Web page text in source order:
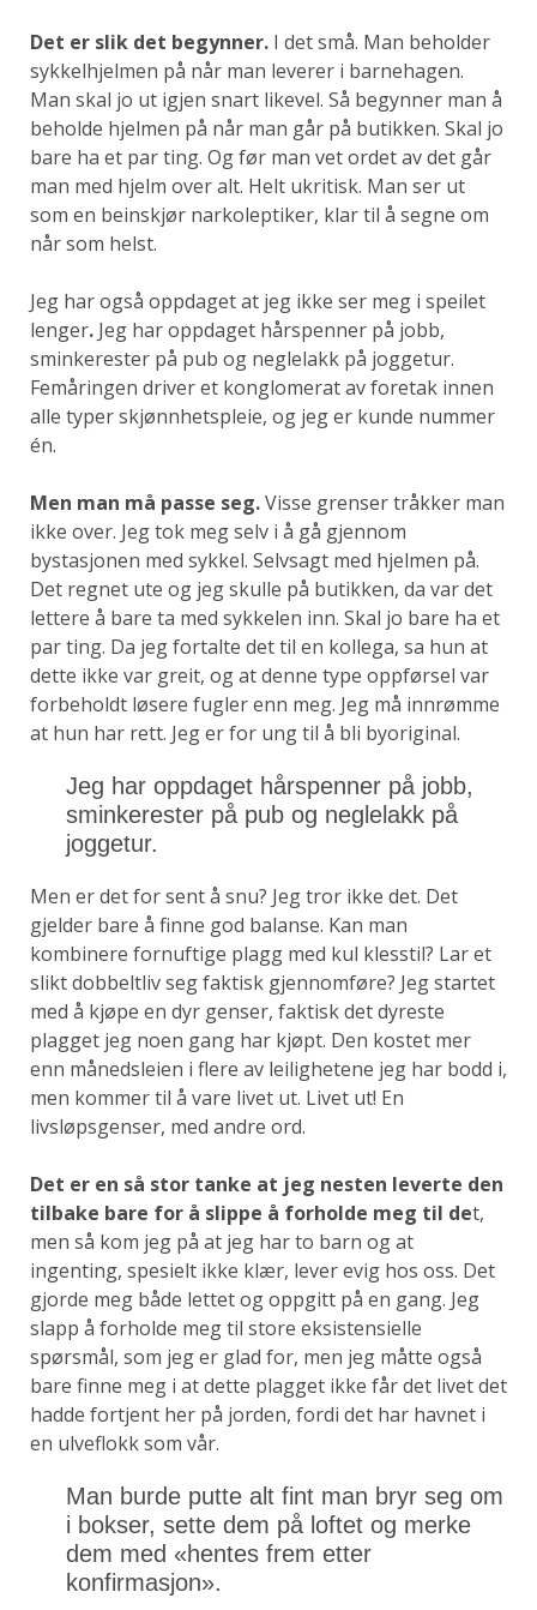
Det er slik det begynner. I det små. Man beholder
sykkelhjelmen på når man leverer i barnehagen.
Man skal jo ut igjen snart likevel. Så begynner man å
beholde hjelmen på når man går på butikken. Skal jo
bare ha et par ting. Og før man vet ordet av det går
man med hjelm over alt. Helt ukritisk. Man ser ut
som en beinskjør narkoleptiker, klar til å segne om
når som helst.
Jeg har også oppdaget at jeg ikke ser meg i speilet
lenger. Jeg har oppdaget hårspenner på jobb,
sminkerester på pub og neglelakk på joggetur.
Femåringen driver et konglomerat av foretak innen
alle typer skjønnhetspleie, og jeg er kunde nummer
én.
Men man må passe seg.Visse grenser tråkker man
ikke over. Jeg tok meg selv i å gå gjennom
bystasjonen med sykkel. Selvsagt med hjelmen på.
Det regnet ute og jeg skulle på butikken, da var det
lettere å bare ta med sykkelen inn. Skal jo bare ha et
par ting. Da jeg fortalte det til en kollega, sa hun at
dette ikke var greit, og at denne type oppførsel var
forbeholdt løsere fugler enn meg. Jeg må innrømme
at hun har rett. Jeg er for ung til å bli byoriginal.
Jeg har oppdaget hårspenner på jobb,
sminkerester på pub og neglelakk på
joggetur.
Men er det for sent å snu? Jeg tror ikke det. Det
gjelder bare å finne god balanse. Kan man
kombinere fornuftige plagg med kul klesstil? Lar et
slikt dobbeltliv seg faktisk gjennomføre? Jeg startet
med å kjøpe en dyr genser, faktisk det dyreste
plagget jeg noen gang har kjøpt. Den kostet mer
enn månedsleien i flere av leilighetene jeg har bodd i,
men kommer til å vare livet ut. Livet ut! En
livsløpsgenser, med andre ord.
Det er en så stor tanke at jeg nesten leverte den
tilbake bare for å slippe å forholde meg til det,
men så kom jeg på at jeg har to barn og at
ingenting, spesielt ikke klær, lever evig hos oss. Det
gjorde meg både lettet og oppgitt på en gang. Jeg
slapp å forholde meg til store eksistensielle
spørsmål, som jeg er glad for, men jeg måtte også
bare finne meg i at dette plagget ikke får det livet det
hadde fortjent her på jorden, fordi det har havnet i
en ulveflokk som vår.
Man burde putte alt fint man bryr seg om
i bokser, sette dem på loftet og merke
dem med «hentes frem etter
konfirmasjon».